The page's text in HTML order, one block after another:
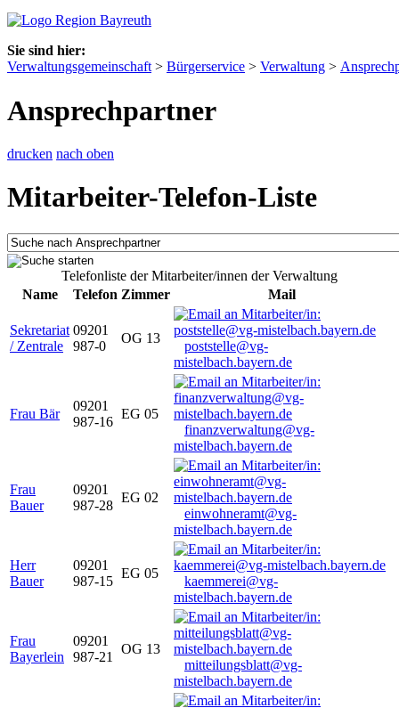
Sie sind hier:
Verwaltungsgemeinschaft > Bürgerservice > Verwaltung >
Ansprechpartner
drucken nach oben
Mitarbeiter-Telefon-Liste
Telefonliste der Mitarbeiter/innen der Verwaltung
Name
Telefon Zimmer Mail
Sekretariat
/ Zentrale
09201
987-0
OG 13
poststelle@vg-
mistelbach.bayern.de
Frau Bär
09201
987-16
EG 05
finanzverwaltung@vg-
mistelbach.bayern.de
Frau
Bauer
09201
987-28
EG 02
einwohneramt@vg-
mistelbach.bayern.de
Herr
Bauer
09201
987-15
EG 05
kaemmerei@vg-
mistelbach.bayern.de
Frau
Bayerlein
09201
987-21
OG 13
mitteilungsblatt@vg-
mistelbach.bayern.de